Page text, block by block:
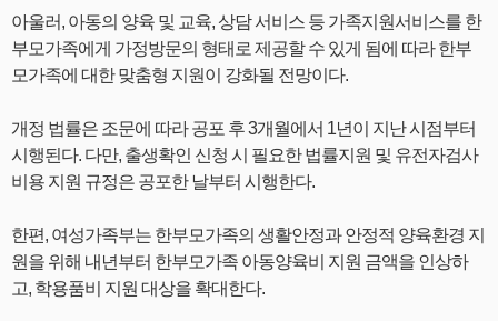
아울러, 아동의 양육 및 교육, 상담 서비스 등 가족지원서비스를 한
부모가족에게 가정방문의 형태로 제공할 수 있게 됨에 따라 한부
모가족에 대한 맞춤형 지원이 강화될 전망이다.
개정 법률은 조문에 따라 공포 후 3개월에서 1년이 지난 시점부터
시행된다. 다만, 출생확인 신청 시 필요한 법률지원 및 유전자검사
비용 지원 규정은 공포한 날부터 시행한다.
한편, 여성가족부는 한부모가족의 생활안정과 안정적 양육환경 지
원을 위해 내년부터 한부모가족 아동양육비 지원 금액을 인상하
고, 학용품비 지원 대상을 확대한다.